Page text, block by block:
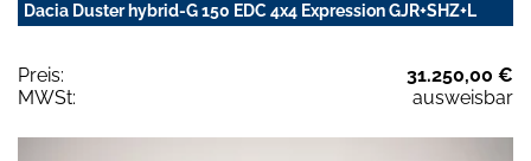
Dacia Duster hybrid-G 150 EDC 4x4 Expression GJR+SHZ+L
Preis:
31.250,00 €
MWSt:
ausweisbar